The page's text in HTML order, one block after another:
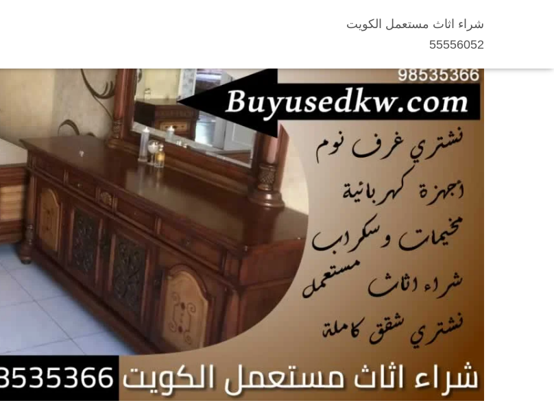
شراء اثاث مستعمل الكويت
55556052
شراء أثاث مستعمل الخليج العربي